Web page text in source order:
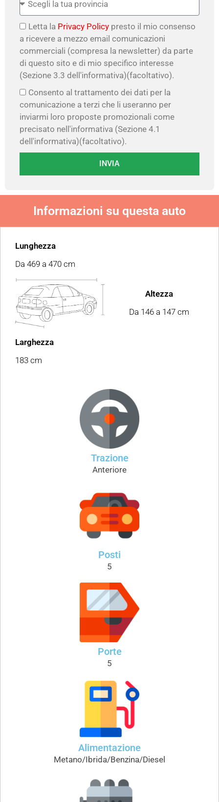
Letta la Privacy Policy presto il mio consenso
a ricevere a mezzo email comunicazioni
commerciali (compresa la newsletter) da parte
di questo sito e di mio specifico interesse
(Sezione 3.3 dell'informativa)(facoltativo).
Consento al trattamento dei dati per la
comunicazione a terzi che li useranno per
inviarmi loro proposte promozionali come
precisato nell'informativa (Sezione 4.1
dell'informativa)(facoltativo).
INVIA
Informazioni su questa auto
Lunghezza
Da 469 a 470 cm
Altezza
Da 146 a 147 cm
Larghezza
183 cm
Trazione
Anteriore
Posti
5
Porte
5
Alimentazione
Metano/Ibrida/Benzina/Diesel